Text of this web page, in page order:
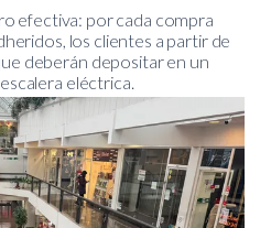
efectiva: por cada compra
los clientes a partir de
deberán depositar en un
eléctrica.